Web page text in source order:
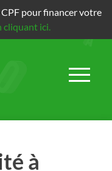
pour financer votre
cliquant ici.
à